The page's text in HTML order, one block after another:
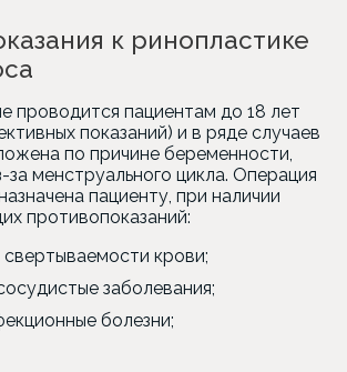
к ринопластике
проводится пациентам до 18 лет
показаний) и в ряде случаев
по причине беременности,
за менструального цикла. Операция
пациенту, при наличии
противопоказаний:
крови;
заболевания;
болезни;